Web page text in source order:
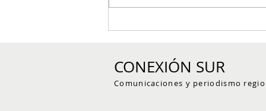
conservación voluntaria
CONEXIÓN SUR
Comunicaciones y periodismo